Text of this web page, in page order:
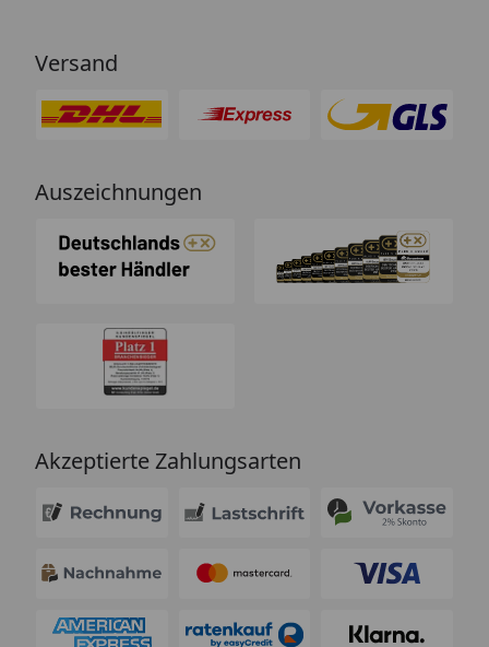
Versand
Auszeichnungen
Akzeptierte Zahlungsarten